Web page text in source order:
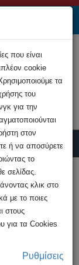
που είναι
cookie
τα
του
για την
στον
ή να αποσύρετε
το
σελίδας.
κλικ στο
με το ποιες
στους
για τα Cookies
Ρυθμίσεις